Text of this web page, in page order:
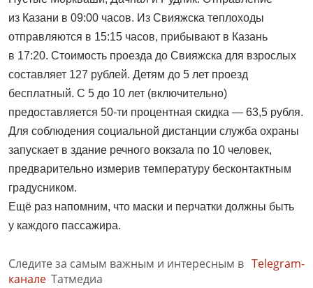
из Казани в 09:00 часов. Из Свияжска теплоходы
отправляются в 15:15 часов, прибывают в Казань
в 17:20. Стоимость проезда до Свияжска для взрослых
составляет 127 рублей. Детям до 5 лет проезд
бесплатный. С 5 до 10 лет (включительно)
предоставляется 50-ти процентная скидка — 63,5 рубля.
Для соблюдения социальной дистанции служба охраны
запускает в здание речного вокзала по 10 человек,
предварительно измерив температуру бесконтактным
градусником.
Ещё раз напомним, что маски и перчатки должны быть
у каждого пассажира.
Следите за самым важным и интересным в Telegram-
канале Татмедиа